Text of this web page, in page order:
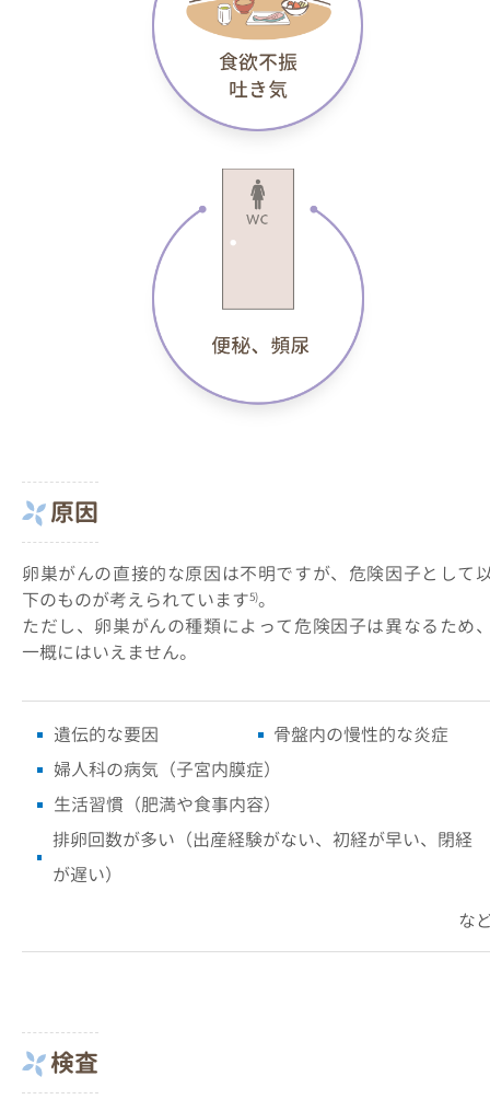
原因
卵巣がんの直接的な原因は不明ですが、危険因子として
下のものが考えられています5)。
ただし、卵巣がんの種類によって危険因子は異なるため
一概にはいえません。
遺伝的な要因
骨盤内の慢性的な炎症
婦人科の病気（子宮内膜症）
生活習慣（肥満や食事内容）
排卵回数が多い（出産経験がない、初経が早い、閉経
が遅い）
な
検査